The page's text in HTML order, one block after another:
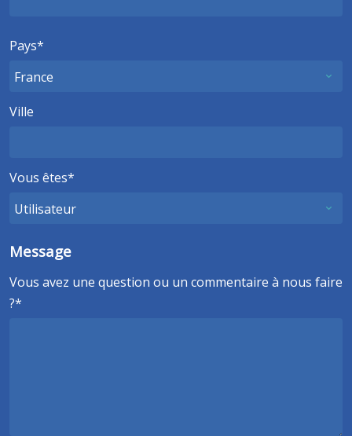
Pays
Ville
Vous êtes
Message
Vous avez une question ou un commentaire à nous faire
?